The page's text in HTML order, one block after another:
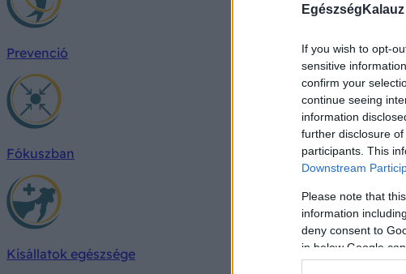
EgészségKalauz
If you wish to opt-
sensitive
confirm your
continue seeing
information
further disclosure
participants. This
Downstream
Please note that
information
deny consent to
in below Google
Prevenció
Fókuszban
Kisállatok egészsége